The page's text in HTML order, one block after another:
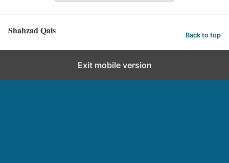
Shahzad Qais Back to top
Exit mobile version